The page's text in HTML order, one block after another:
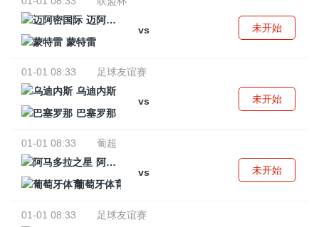
迈阿密国际
vs
蒙特雷
未开始
01-01 08:33
足球友谊赛
乌迪内斯
vs
巴塞罗那
未开始
01-01 08:33
葡超
阿马多拉之星
vs
葡萄牙体育
未开始
01-01 08:33
足球友谊赛